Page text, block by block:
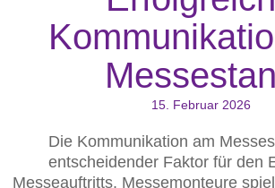
15. Februar 2026
Die Kommunikation am
entscheidender Faktor für den
Messeauftritts. Messemonteure